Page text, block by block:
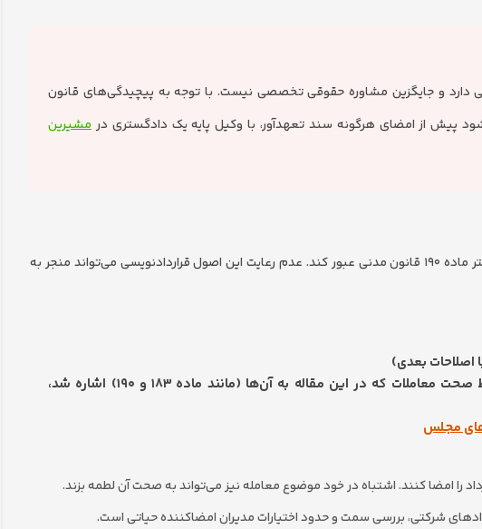
دارد و جایگزین مشاوره حقوقی تخصصی نیست. با توجه به پیچیدگی‌های قانون
پیش از امضای هرگونه سند تعهدآور، با وکیل پایه یک دادگستری در مشیرین
برای اینکه یک قرارداد از نظر حقوقی “صحیح” و “نافذ” باشد، باید از فیلتر ماده ۱۹۰ قانون مدنی عبور کند. عدم رعایت این اصول قراردادنویسی می‌تواند منجر به
مبنای قانونی تمامی قراردادها، تعهدات و شرایط صحت معاملات که در این مقاله به آن‌ها (مانند ماده ۱۸۳ و ۱۹۰) اشاره شد،
مجلس
را امضا کنند. اشتباه در خود موضوع معامله نیز می‌تواند به صحت آن لطمه بزند.
شرکتی، بررسی سمت و حدود اختیارات مدیران امضاکننده حیاتی است.